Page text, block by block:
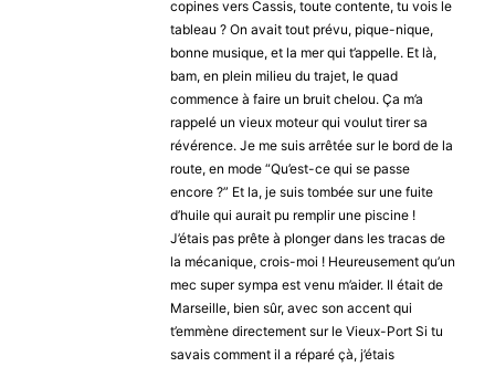
copines vers Cassis, toute contente, tu vois le
tableau ? On avait tout prévu, pique-nique,
bonne musique, et la mer qui t’appelle. Et là,
bam, en plein milieu du trajet, le quad
commence à faire un bruit chelou. Ça m’a
rappelé un vieux moteur qui voulut tirer sa
révérence. Je me suis arrêtée sur le bord de la
route, en mode “Qu’est-ce qui se passe
encore ?” Et la, je suis tombée sur une fuite
d’huile qui aurait pu remplir une piscine !
J’étais pas prête à plonger dans les tracas de
la mécanique, crois-moi ! Heureusement qu’un
mec super sympa est venu m’aider. Il était de
Marseille, bien sûr, avec son accent qui
t’emmène directement sur le Vieux-Port Si tu
savais comment il a réparé çà, j’étais